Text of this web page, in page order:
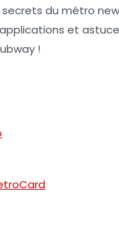
du métro
et
!